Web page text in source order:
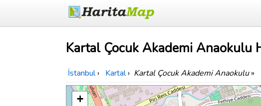
Kartal Çocuk Akademi Anaokulu
İstanbul › Kartal › Kartal Çocuk Akademi Anaokulu»
+